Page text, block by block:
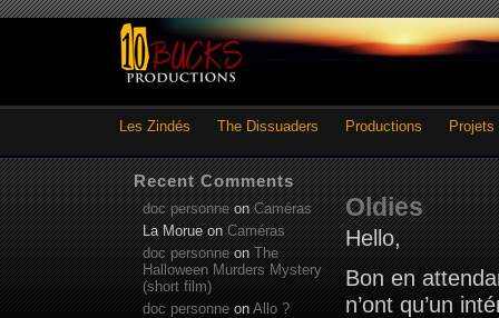
Les Zindés The Dissuaders Productions Projets
Oldies
Hello,
Bon en
n’ont qu’un
Recent Comments
doc personneonCaméras
La MorueonCaméras
doc personneonThe
Halloween Murders Mystery
(short film)
doc personne on Allo ?